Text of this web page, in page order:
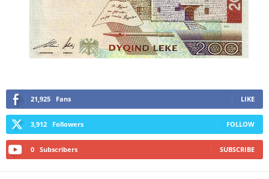
21,925 Fans LIKE
3,912 Followers FOLLOW
0 Subscribers SUBSCRIBE